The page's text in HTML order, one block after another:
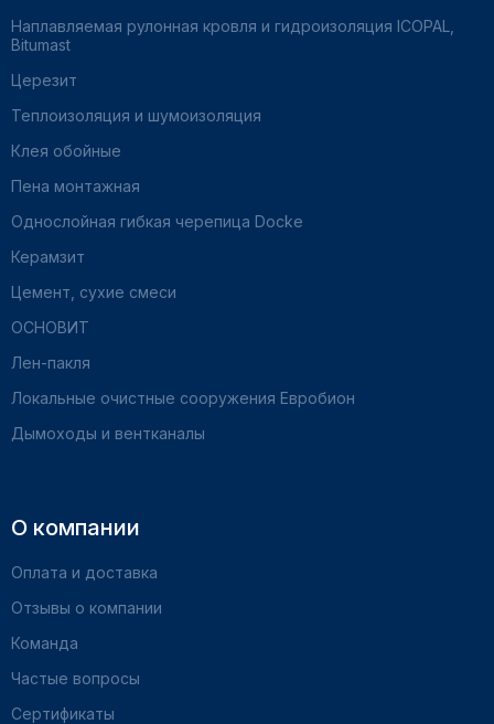
Наплавляемая рулонная кровля и гидроизоляция ICOPAL,
Bitumast
Церезит
Теплоизоляция и шумоизоляция
Клея обойные
Пена монтажная
Однослойная гибкая черепица Docke
Керамзит
Цемент, сухие смеси
ОСНОВИТ
Лен-пакля
Локальные очистные сооружения Евробион
Дымоходы и вентканалы
О компании
Оплата и доставка
Отзывы о компании
Команда
Частые вопросы
Сертификаты